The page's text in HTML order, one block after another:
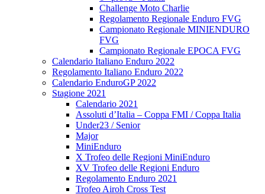
Challenge Moto Charlie
Regolamento Regionale Enduro FVG
Campionato Regionale MINIENDURO
FVG
Campionato Regionale EPOCA FVG
Calendario Italiano Enduro 2022
Regolamento Italiano Enduro 2022
Calendario EnduroGP 2022
Stagione 2021
Calendario 2021
Assoluti d’Italia – Coppa FMI / Coppa Italia
Under23 / Senior
Major
MiniEnduro
X Trofeo delle Regioni MiniEnduro
XV Trofeo delle Regioni Enduro
Regolamento Enduro 2021
Trofeo Airoh Cross Test